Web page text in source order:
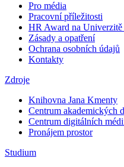
Pro média
Pracovní příležitosti
HR Award na
Zásady a opatření
Ochrana osobních údajů
Kontakty
Zdroje
Knihovna Jana Kmenty
Centrum akademických
Centrum digitálních
Pronájem prostor
Studium